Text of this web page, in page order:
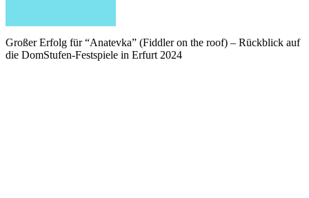
Großer Erfolg für “Anatevka” (Fiddler on the roof) – Rückblick auf
die DomStufen-Festspiele in Erfurt 2024